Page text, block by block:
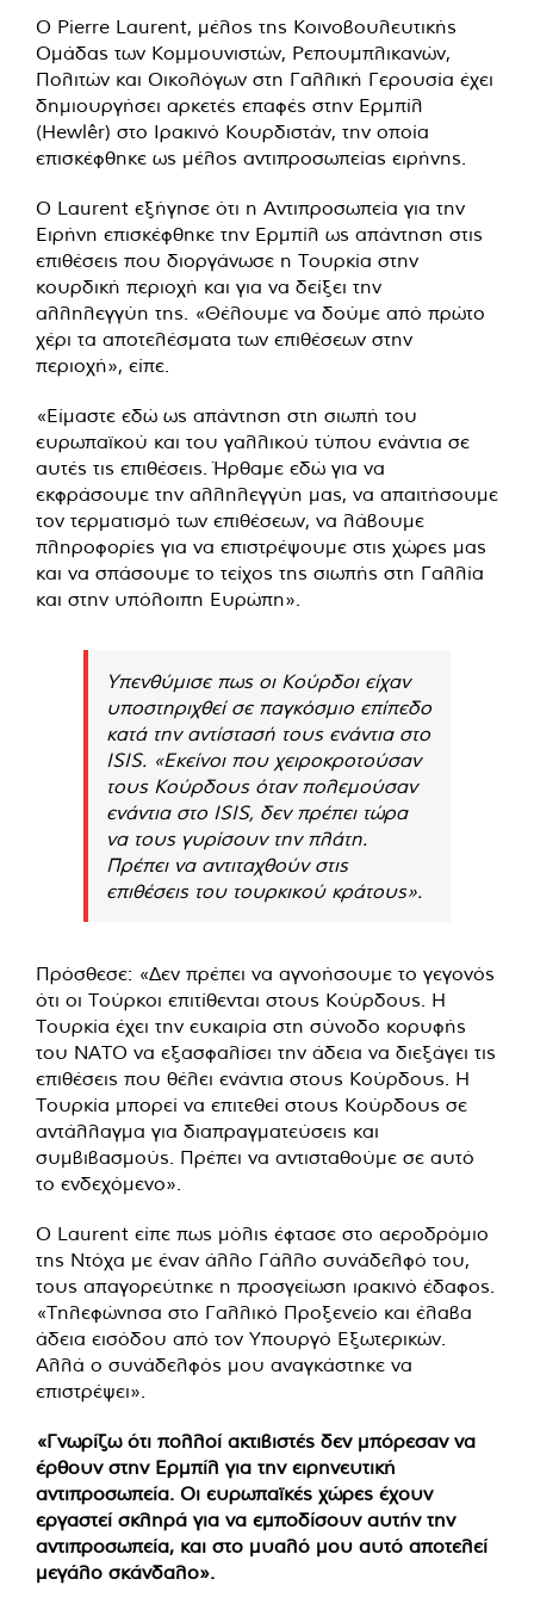
Ο Pierre Laurent, μέλος της Κοινοβουλευτικής
Ομάδας των Κομμουνιστών, Ρεπουμπλικανών,
Πολιτών και Οικολόγων στη Γαλλική Γερουσία έχει
δημιουργήσει αρκετές επαφές στην Ερμπίλ
(Hewlêr) στο Ιρακινό Κουρδιστάν, την οποία
επισκέφθηκε ως μέλος αντιπροσωπείας ειρήνης.
Ο Laurent εξήγησε ότι η Αντιπροσωπεία για την
Ειρήνη επισκέφθηκε την Ερμπίλ ως απάντηση στις
επιθέσεις που διοργάνωσε η Τουρκία στην
κουρδική περιοχή και για να δείξει την
αλληλεγγύη της. «Θέλουμε να δούμε από πρώτο
χέρι τα αποτελέσματα των επιθέσεων στην
περιοχή», είπε.
«Είμαστε εδώ ως απάντηση στη σιωπή του
ευρωπαϊκού και του γαλλικού τύπου ενάντια σε
αυτές τις επιθέσεις. Ήρθαμε εδώ για να
εκφράσουμε την αλληλεγγύη μας, να απαιτήσουμε
τον τερματισμό των επιθέσεων, να λάβουμε
πληροφορίες για να επιστρέψουμε στις χώρες μας
και να σπάσουμε το τείχος της σιωπής στη Γαλλία
και στην υπόλοιπη Ευρώπη».
Υπενθύμισε πως οι Κούρδοι είχαν
υποστηριχθεί σε παγκόσμιο επίπεδο
κατά την αντίστασή τους ενάντια στο
ISIS. «Εκείνοι που χειροκροτούσαν
τους Κούρδους όταν πολεμούσαν
ενάντια στο ISIS, δεν πρέπει τώρα
να τους γυρίσουν την πλάτη.
Πρέπει να αντιταχθούν στις
επιθέσεις του τουρκικού κράτους».
Πρόσθεσε: «Δεν πρέπει να αγνοήσουμε το γεγονός
ότι οι Τούρκοι επιτίθενται στους Κούρδους. Η
Τουρκία έχει την ευκαιρία στη σύνοδο κορυφής
του ΝΑΤΟ να εξασφαλίσει την άδεια να διεξάγει τις
επιθέσεις που θέλει ενάντια στους Κούρδους. Η
Τουρκία μπορεί να επιτεθεί στους Κούρδους σε
αντάλλαγμα για διαπραγματεύσεις και
συμβιβασμούς. Πρέπει να αντισταθούμε σε αυτό
το ενδεχόμενο».
Ο Laurent είπε πως μόλις έφτασε στο αεροδρόμιο
της Ντόχα με έναν άλλο Γάλλο συνάδελφό του,
τους απαγορεύτηκε η προσγείωση ιρακινό έδαφος.
«Τηλεφώνησα στο Γαλλικό Προξενείο και έλαβα
άδεια εισόδου από τον Υπουργό Εξωτερικών.
Αλλά ο συνάδελφός μου αναγκάστηκε να
επιστρέψει».
«Γνωρίζω ότι πολλοί ακτιβιστές δεν μπόρεσαν να
έρθουν στην Ερμπίλ για την ειρηνευτική
αντιπροσωπεία. Οι ευρωπαϊκές χώρες έχουν
εργαστεί σκληρά για να εμποδίσουν αυτήν την
αντιπροσωπεία, και στο μυαλό μου αυτό αποτελεί
μεγάλο σκάνδαλο».